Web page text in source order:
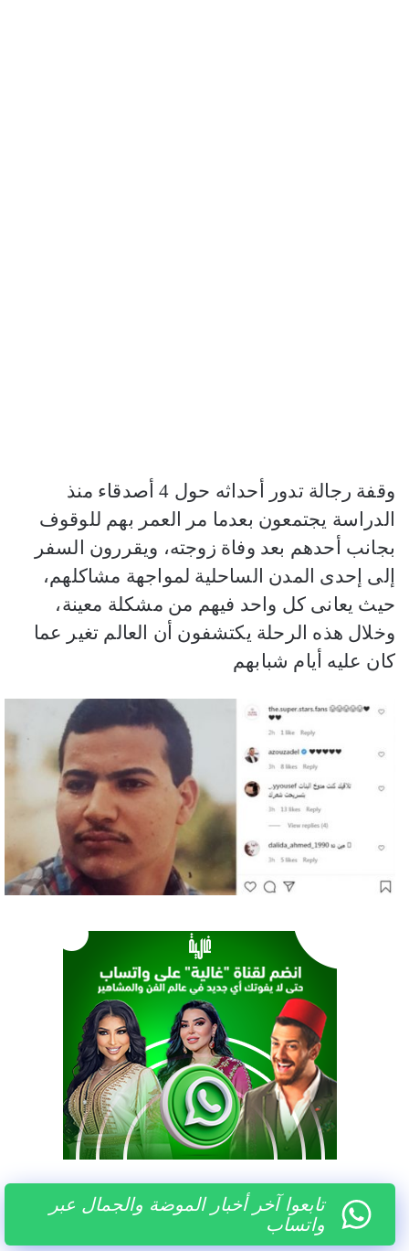
وقفة رجالة تدور أحداثه حول 4 أصدقاء منذ
الدراسة يجتمعون بعدما مر العمر بهم للوقوف
بجانب أحدهم بعد وفاة زوجته، ويقررون السفر
إلى إحدى المدن الساحلية لمواجهة مشاكلهم،
حيث يعانى كل واحد فيهم من مشكلة معينة،
وخلال هذه الرحلة يكتشفون أن العالم تغير عما
كان عليه أيام شبابهم
تابعوا آخر أخبار الموضة والجمال عبر
واتساب